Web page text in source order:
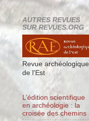
AUTRES REVUES
SUR REVUES.ORG
Revue archéologique
de l'Est
L’édition scientifique
en archéologie : la
croisée des chemins